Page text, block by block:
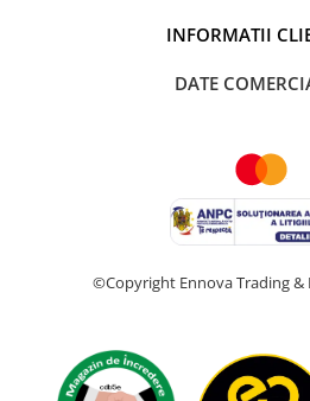
INFORMATII
DATE
©Copyright Ennova Trading &